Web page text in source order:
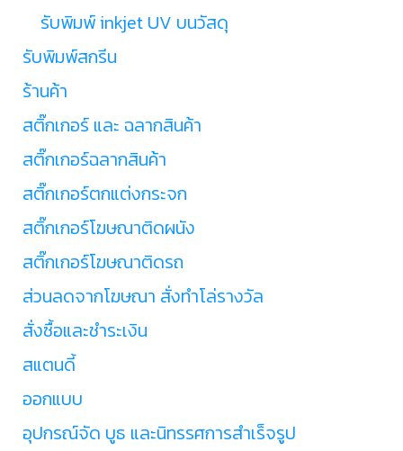
รับพิมพ์ inkjet UV บนวัสดุ
รับพิมพ์สกรีน
ร้านค้า
สติ๊กเกอร์ และ ฉลากสินค้า
สติ๊กเกอร์ฉลากสินค้า
สติ๊กเกอร์ตกแต่งกระจก
สติ๊กเกอร์โฆษณาติดผนัง
สติ๊กเกอร์โฆษณาติดรถ
ส่วนลดจากโฆษณา สั่งทำโล่รางวัล
สั่งซื้อและชำระเงิน
สแตนดี้
ออกแบบ
อุปกรณ์จัด บูธ และนิทรรศการสำเร็จรูป